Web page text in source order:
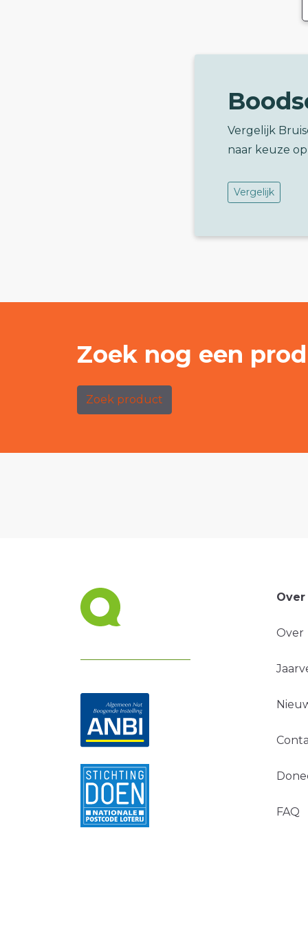
Vergelijk
naar keuze
Vergelijk
Zoek nog een
Zoek product
Over
Over
FAQ